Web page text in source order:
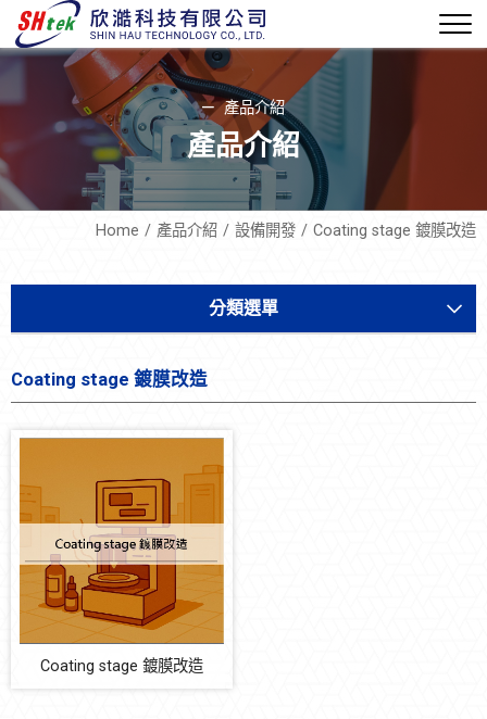
產品介紹
產品介紹
Home 產品介紹 設備開發 Coating stage 鍍膜改造
分類選單
氣體沉相剝膜系統(MVD)
AI-AOI玻璃破片在線檢測系統
雙風刀改造實績
MARCO機
Coating stage 鍍膜改造
OEM/ODM 設備代工服務
Coating stage 鍍膜改造
Coating stage 鍍膜改造